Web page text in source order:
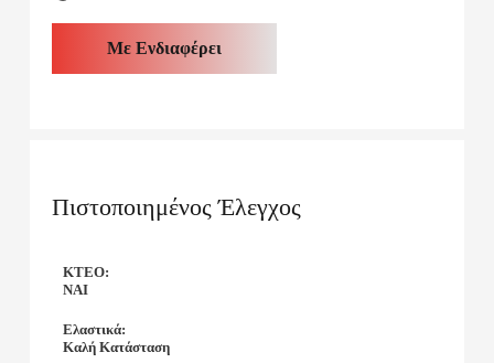
Με Ενδιαφέρει
Πιστοποιημένος Έλεγχος
KTEO:
ΝΑΙ
Ελαστικά:
Καλή Κατάσταση